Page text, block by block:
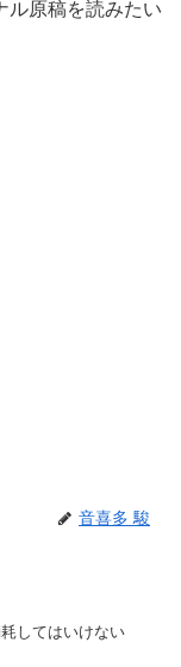
ル原稿を読みたい
音喜多 駿
してはいけない